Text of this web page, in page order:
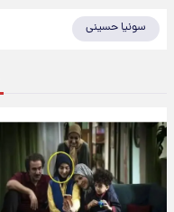
سونیا حسینی